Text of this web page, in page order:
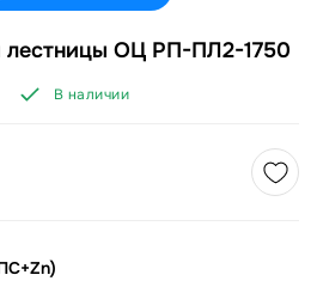
лестницы ОЦ РП-ПЛ2-1750
В наличии